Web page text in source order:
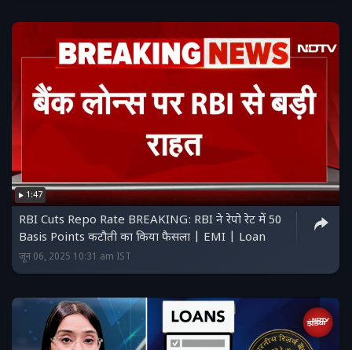
1:47
RBI Cuts Repo Rate BREAKING: RBI ने रेपो रेट में 50
Basis Points कटौती का किया फैसला | EMI | Loan
जून 06, 2025 10:31 am IST